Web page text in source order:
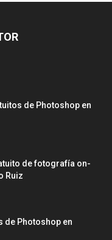
de Photoshop en
de fotografía on-
Ruiz
de Photoshop en